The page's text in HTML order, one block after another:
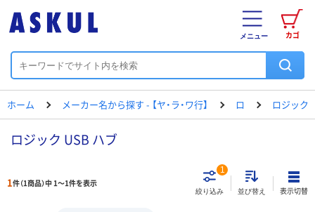
カゴ
メニュー
ホーム メーカー名から探す - 【ヤ・ラ・ワ行】 ロ ロジック
ロジック USB ハブ
1件（1商品）中 1～1件を表示
絞り込み
1
並び替え 表示切替